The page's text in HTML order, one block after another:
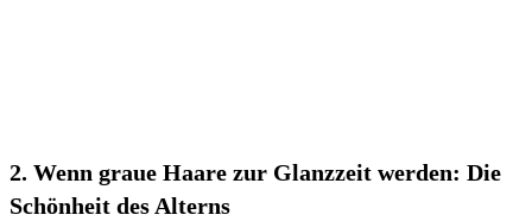
2. Wenn graue⁤ Haare zur Glanzzeit‌ werden: Die
Schönheit‌ des Alterns